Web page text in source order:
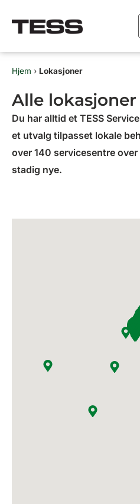
rett
Hjem › Lokasjoner
Alle lokasjoner
Du har alltid et TESS
et utvalg tilpasset lokale
over 140 servicesentre
stadig nye.